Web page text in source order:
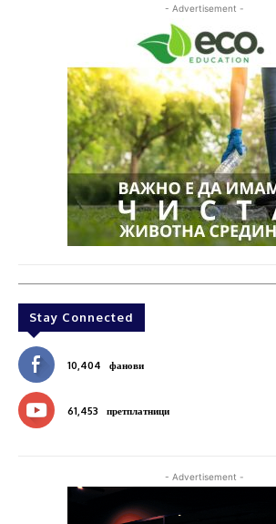
- Advertisement -
Stay Connected
10,404 фанови
61,453 претплатници
- Advertisement -